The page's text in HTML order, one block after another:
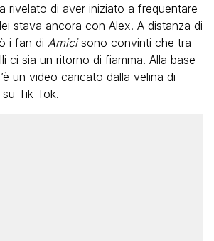
rivelato di aver iniziato a frequentare
stava ancora con Alex. A distanza di
i fan di Amicisono convinti che tra
ci sia un ritorno di fiamma. Alla base
un video caricato dalla velina di
su Tik Tok.